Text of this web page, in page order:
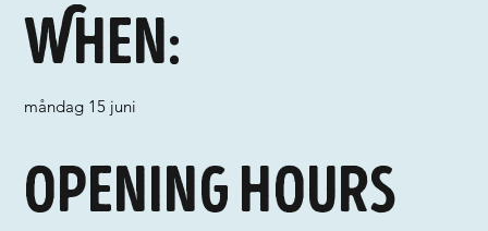
When:
måndag 15 juni
Opening hours